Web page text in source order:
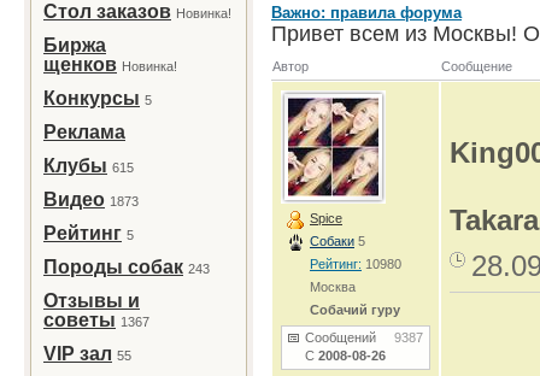
Стол заказов Новинка!
Биржа
щенков Новинка!
Конкурсы 5
Реклама
Клубы 615
Видео 1873
Рейтинг 5
Породы собак 243
Отзывы и
советы 1367
VIP зал 55
Важно: правила форума
Привет всем из Москвы!
Автор Сообщение
Spice
Собаки 5
Рейтинг: 10980
Москва
Собачий гуру
Сообщений 9387
С 2008-08-26